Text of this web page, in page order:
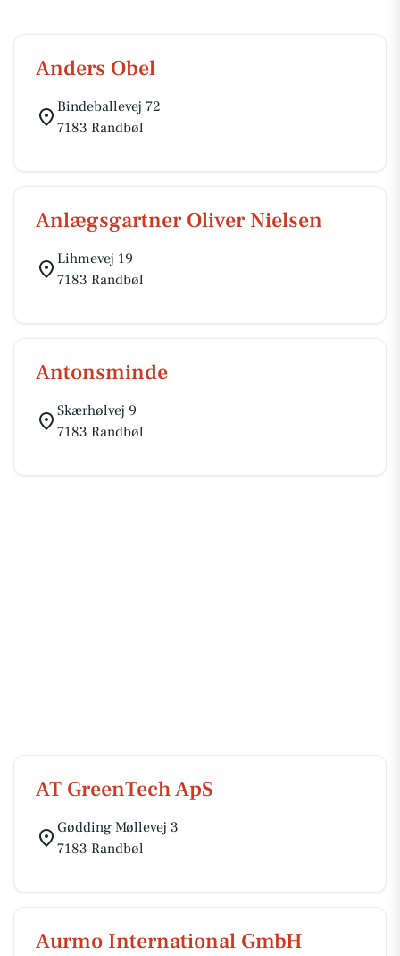
Anders Obel
Bindeballevej 72
7183 Randbøl
Anlægsgartner Oliver Nielsen
Lihmevej 19
7183 Randbøl
Antonsminde
Skærhølvej 9
7183 Randbøl
AT GreenTech ApS
Gødding Møllevej 3
7183 Randbøl
Aurmo International GmbH